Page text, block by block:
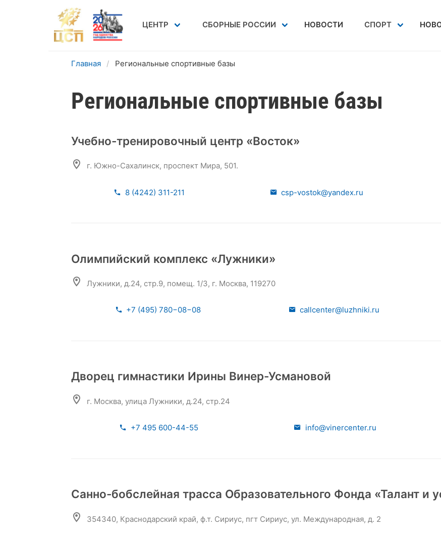
ЦЕНТР СБОРНЫЕ РОССИИ НОВОСТИ СПОРТ
Главная Региональные спортивные базы
Региональные спортивные базы
Учебно-тренировочный центр «Восток»
г. Южно-Сахалинск, проспект Мира, 501.
8 (4242) 311-211 csp-vostok@yandex.ru
Олимпийский комплекс «Лужники»
Лужники, д.24, стр.9, помещ. 1/3, г. Москва, 119270
+7 (495) 780−08−08 callcenter@luzhniki.ru
Дворец гимнастики Ирины Винер-Усмановой
г. Москва, улица Лужники, д.24, стр.24
+7 495 600-44-55 info@vinercenter.ru
Санно-бобслейная трасса Образовательного Фонда «Талант и
354340, Краснодарский край, ф.т. Сириус, пгт Сириус, ул. Международная, д. 2